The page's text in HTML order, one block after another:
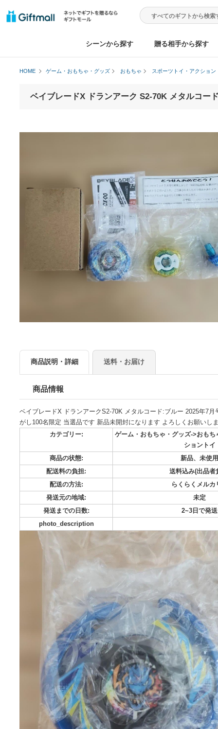
シーンから探す 贈る相手か
商品説明・詳細 送料・お届け
商品情報
ベイブレードX ドランアークS2-70K メタルコード:ブルー
がし100名限定 当選品です 新品未開封になります よろしくお
カテゴリー:
ゲーム・おもちゃ・グッズ
シ
商品の状態:
新品
配送料の負担:
配送の方法:
らくら
発送元の地域:
発送までの日数:
2~3
photo_description